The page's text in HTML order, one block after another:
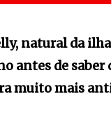
natural da
antes de
muito mais